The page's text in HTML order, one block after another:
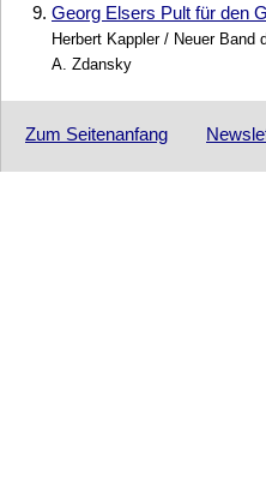
9. Georg Elsers Pult für den
Herbert Kappler / Neuer Band
A. Zdansky
Zum Seitenanfang